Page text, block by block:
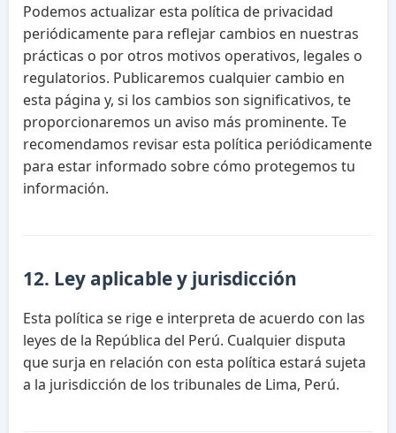
Podemos actualizar esta política de privacidad
periódicamente para reflejar cambios en nuestras
prácticas o por otros motivos operativos, legales o
regulatorios. Publicaremos cualquier cambio en
esta página y, si los cambios son significativos, te
proporcionaremos un aviso más prominente. Te
recomendamos revisar esta política periódicamente
para estar informado sobre cómo protegemos tu
información.
12. Ley aplicable y jurisdicción
Esta política se rige e interpreta de acuerdo con las
leyes de la República del Perú. Cualquier disputa
que surja en relación con esta política estará sujeta
a la jurisdicción de los tribunales de Lima, Perú.